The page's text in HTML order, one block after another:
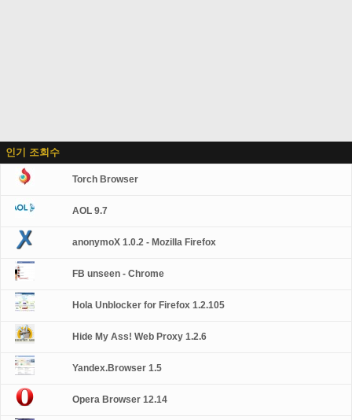
인기 조회수
Torch Browser
AOL 9.7
anonymoX 1.0.2 - Mozilla Firefox
FB unseen - Chrome
Hola Unblocker for Firefox 1.2.105
Hide My Ass! Web Proxy 1.2.6
Yandex.Browser 1.5
Opera Browser 12.14